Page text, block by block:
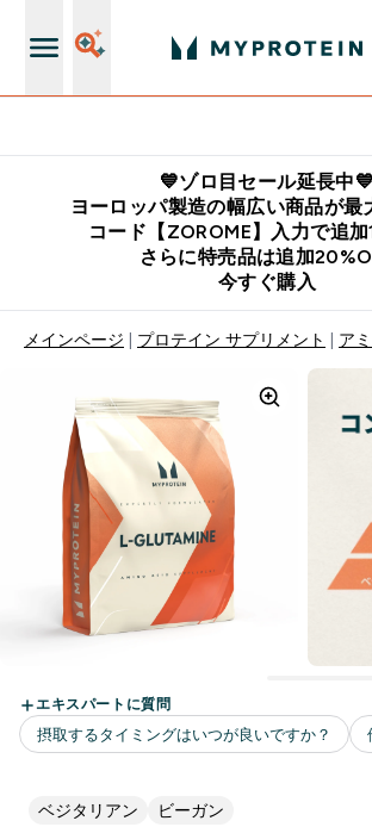
💙ゾロ目セール延長中💙
ヨーロッパ製造の幅広い商品が最
コード【ZOROME】入力で追加
さらに特売品は追加
今すぐ購入
メインページ プロテイン サプリメント ア
ベジタリアン ビーガン